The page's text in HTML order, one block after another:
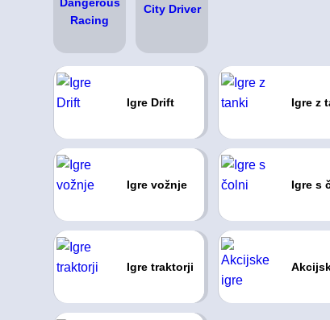
Igre Drift Igre z
Igre vožnje Igre s
Igre traktorji